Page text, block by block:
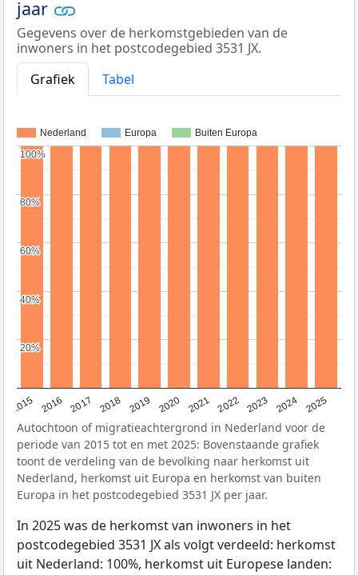
jaar
Gegevens over de herkomstgebieden van de
inwoners in het postcodegebied 3531 JX.
Grafiek
Tabel
Nederland Europa Buiten Europa
2015 2016 2017 2018 2019 2020 2021 2022 2023 2024 2025
20%
20%
40%
40%
60%
60%
80%
80%
100%
100%
Autochtoon of migratieachtergrond in Nederland voor de
periode van 2015 tot en met 2025: Bovenstaande grafiek
toont de verdeling van de bevolking naar herkomst uit
Nederland, herkomst uit Europa en herkomst van buiten
Europa in het postcodegebied 3531 JX per jaar.
In 2025 was de herkomst van inwoners in het
postcodegebied 3531 JX als volgt verdeeld: herkomst
uit Nederland: 100%, herkomst uit Europese landen: